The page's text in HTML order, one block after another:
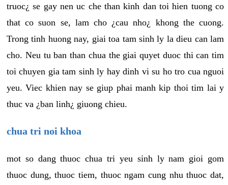
truoc¿ se gay nen uc che than kinh dan toi hien tuong co
that co suon se, lam cho ¿cau nho¿ khong the cuong.
Trong tinh huong nay, giai toa tam sinh ly la dieu can lam
cho. Neu tu ban than chua the giai quyet duoc thi can tim
toi chuyen gia tam sinh ly hay dinh vi su ho tro cua nguoi
yeu. Viec khien nay se giup phai manh kip thoi tim lai y
thuc va ¿ban linh¿ giuong chieu.
chua tri noi khoa
mot so dang thuoc chua tri yeu sinh ly nam gioi gom
thuoc dung, thuoc tiem, thuoc ngam cung nhu thuoc dat,